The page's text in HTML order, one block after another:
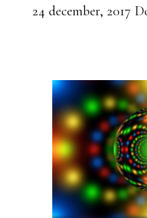
24 december, 2017